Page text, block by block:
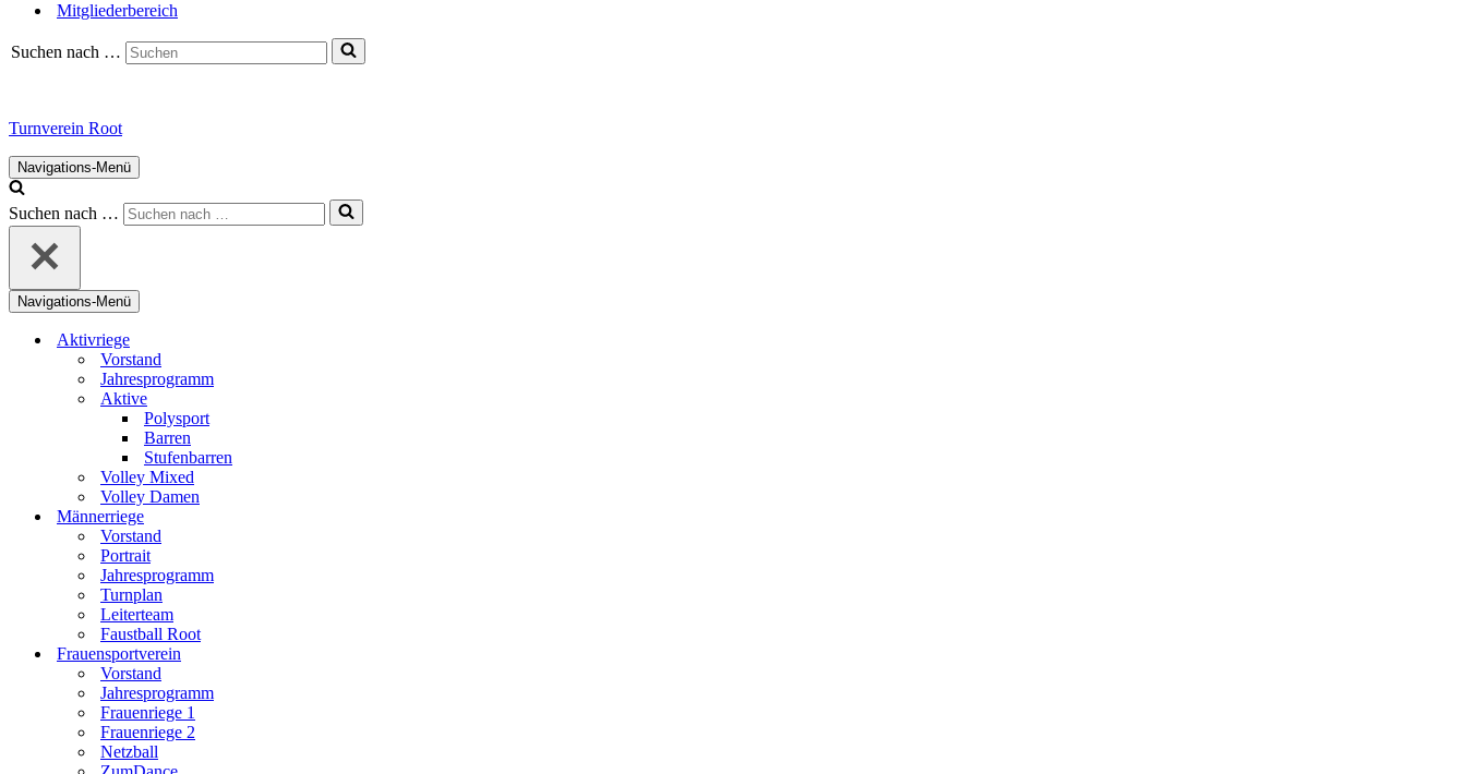
Mitgliederbereich
Suchen nach …
Turnverein Root
Navigations-Menü
Suchen nach …
Navigations-Menü
Aktivriege
Vorstand
Jahresprogramm
Aktive
Polysport
Barren
Stufenbarren
Volley Mixed
Volley Damen
Männerriege
Vorstand
Portrait
Jahresprogramm
Turnplan
Leiterteam
Faustball Root
Frauensportverein
Vorstand
Jahresprogramm
Frauenriege 1
Frauenriege 2
Netzball